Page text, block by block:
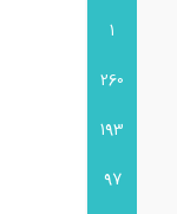
1
260
193
97